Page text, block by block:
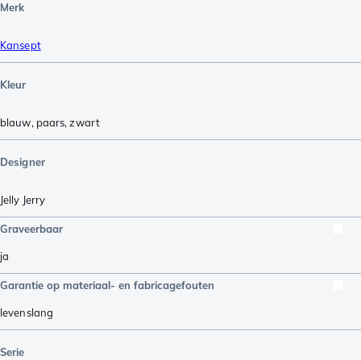
Merk
Kansept
Kleur
blauw, paars,zwart
Designer
Jelly Jerry
Graveerbaar
ja
Garantie op materiaal- en fabricagefouten
levenslang
Serie